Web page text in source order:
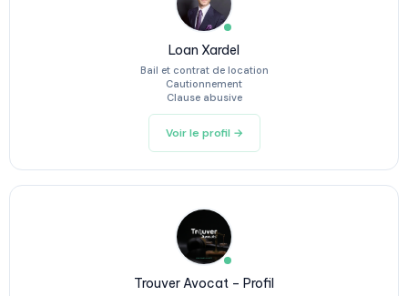
Loan Xardel
Bail et contrat de location
Cautionnement
Clause abusive
Voir le profil →
Trouver Avocat – Profil